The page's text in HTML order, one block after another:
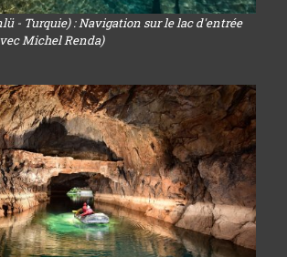
- Turquie) : Navigation sur le lac d'entrée
Michel Renda)